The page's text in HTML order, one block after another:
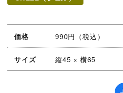
価格 990円（税込）
サイズ 縦45 × 横65